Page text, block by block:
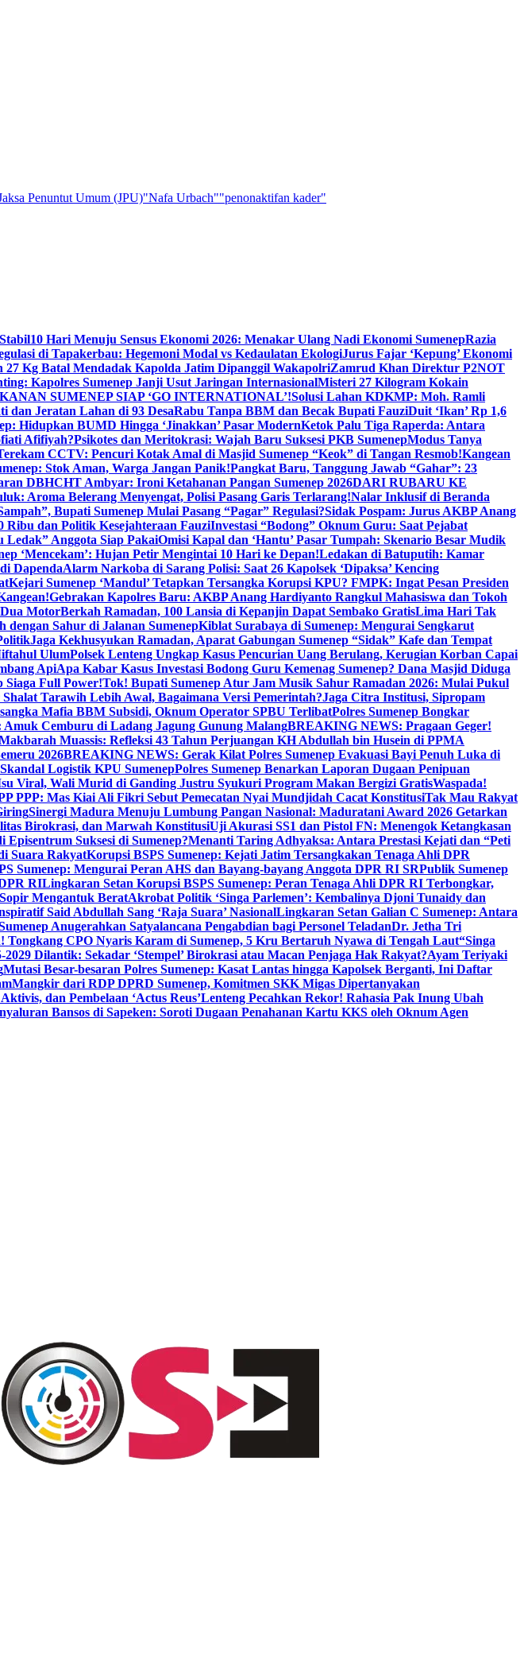
Penuntut Umum (JPU)"Nafa Urbach""penonaktifan kader"
10 Hari Menuju Sensus Ekonomi 2026: Menakar Ulang Nadi Ekonomi SumenepRazia
di Tapakerbau: Hegemoni Modal vs Kedaulatan EkologiJurus Fajar ‘Kepung’ Ekonomi
27 Kg Batal Mendadak Kapolda Jatim Dipanggil WakapolriZamrud Khan Direktur P2NOT
Kapolres Sumenep Janji Usut Jaringan InternasionalMisteri 27 Kilogram Kokain
SUMENEP SIAP ‘GO INTERNATIONAL’!Solusi Lahan KDKMP: Moh. Ramli
dan Jeratan Lahan di 93 DesaRabu Tanpa BBM dan Becak Bupati FauziDuit ‘Ikan’ Rp 1,6
Hidupkan BUMD Hingga ‘Jinakkan’ Pasar ModernKetok Palu Tiga Raperda: Antara
Afifiyah?Psikotes dan Meritokrasi: Wajah Baru Suksesi PKB SumenepModus Tanya
CCTV: Pencuri Kotak Amal di Masjid Sumenep “Keok” di Tangan Resmob!Kangean
Stok Aman, Warga Jangan Panik!Pangkat Baru, Tanggung Jawab “Gahar”: 23
DBHCHT Ambyar: Ironi Ketahanan Pangan Sumenep 2026DARI RUBARU KE
Aroma Belerang Menyengat, Polisi Pasang Garis Terlarang!Nalar Inklusif di Beranda
Bupati Sumenep Mulai Pasang “Pagar” Regulasi?Sidak Pospam: Jurus AKBP Anang
Ribu dan Politik Kesejahteraan FauziInvestasi “Bodong” Oknum Guru: Saat Pejabat
Ledak” Anggota Siap PakaiOmisi Kapal dan ‘Hantu’ Pasar Tumpah: Skenario Besar Mudik
‘Mencekam’: Hujan Petir Mengintai 10 Hari ke Depan!Ledakan di Batuputih: Kamar
DapendaAlarm Narkoba di Sarang Polisi: Saat 26 Kapolsek ‘Dipaksa’ Kencing
Kejari Sumenep ‘Mandul’ Tetapkan Tersangka Korupsi KPU? FMPK: Ingat Pesan Presiden
Gebrakan Kapolres Baru: AKBP Anang Hardiyanto Rangkul Mahasiswa dan Tokoh
MotorBerkah Ramadan, 100 Lansia di Kepanjin Dapat Sembako GratisLima Hari Tak
dengan Sahur di Jalanan SumenepKiblat Surabaya di Sumenep: Mengurai Sengkarut
Jaga Kekhusyukan Ramadan, Aparat Gabungan Sumenep “Sidak” Kafe dan Tempat
UlumPolsek Lenteng Ungkap Kasus Pencurian Uang Berulang, Kerugian Korban Capai
ApiApa Kabar Kasus Investasi Bodong Guru Kemenag Sumenep? Dana Masjid Diduga
Siaga Full Power!Tok! Bupati Sumenep Atur Jam Musik Sahur Ramadan 2026: Mulai Pukul
Tarawih Lebih Awal, Bagaimana Versi Pemerintah?Jaga Citra Institusi, Sipropam
Mafia BBM Subsidi, Oknum Operator SPBU TerlibatPolres Sumenep Bongkar
Cemburu di Ladang Jagung Gunung MalangBREAKING NEWS: Pragaan Geger!
Muassis: Refleksi 43 Tahun Perjuangan KH Abdullah bin Husein di PPMA
2026BREAKING NEWS: Gerak Kilat Polres Sumenep Evakuasi Bayi Penuh Luka di
Logistik KPU SumenepPolres Sumenep Benarkan Laporan Dugaan Penipuan
Viral, Wali Murid di Ganding Justru Syukuri Program Makan Bergizi GratisWaspada!
PPP: Mas Kiai Ali Fikri Sebut Pemecatan Nyai Mundjidah Cacat KonstitusiTak Mau Rakyat
Sinergi Madura Menuju Lumbung Pangan Nasional: Maduratani Award 2026 Getarkan
Birokrasi, dan Marwah KonstitusiUji Akurasi SS1 dan Pistol FN: Menengok Ketangkasan
Suksesi di Sumenep?Menanti Taring Adhyaksa: Antara Prestasi Kejati dan “Peti
Suara RakyatKorupsi BSPS Sumenep: Kejati Jatim Tersangkakan Tenaga Ahli DPR
Sumenep: Mengurai Peran AHS dan Bayang-bayang Anggota DPR RI SRPublik Sumenep
RILingkaran Setan Korupsi BSPS Sumenep: Peran Tenaga Ahli DPR RI Terbongkar,
Mengantuk BeratAkrobat Politik ‘Singa Parlemen’: Kembalinya Djoni Tunaidy dan
Said Abdullah Sang ‘Raja Suara’ NasionalLingkaran Setan Galian C Sumenep: Antara
Anugerahkan Satyalancana Pengabdian bagi Personel TeladanDr. Jetha Tri
Tongkang CPO Nyaris Karam di Sumenep, 5 Kru Bertaruh Nyawa di Tengah Laut“Singa
2029 Dilantik: Sekadar ‘Stempel’ Birokrasi atau Macan Penjaga Hak Rakyat?Ayam Teriyaki
Mutasi Besar-besaran Polres Sumenep: Kasat Lantas hingga Kapolsek Berganti, Ini Daftar
Mangkir dari RDP DPRD Sumenep, Komitmen SKK Migas Dipertanyakan
dan Pembelaan ‘Actus Reus’Lenteng Pecahkan Rekor! Rahasia Pak Inung Ubah
Bansos di Sapeken: Soroti Dugaan Penahanan Kartu KKS oleh Oknum Agen